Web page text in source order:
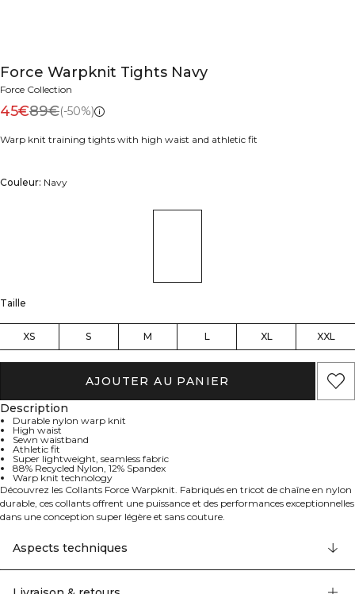
Force Warpknit Tights Navy
Force Collection
45€89€(-50%)
Warp knit training tights with high waist and athletic fit
Couleur: Navy
Taille
XS S M L XL XXL
AJOUTER AU PANIER
Description
Durable nylon warp knit
High waist
Sewn waistband
Athletic fit
Super lightweight, seamless fabric
88% Recycled Nylon, 12% Spandex
Warp knit technology
Découvrez les Collants Force Warpknit. Fabriqués en tricot de chaîne en nylon
durable, ces collants offrent une puissance et des performances exceptionnelles
dans une conception super légère et sans couture.
que la coupe athlétique et la ceinture cousue assurent une silhouette sécurisée
et flatteuse.
Les détails en tricot améliorent l'aspect général, faisant de ces collants un choix
Aspects techniques